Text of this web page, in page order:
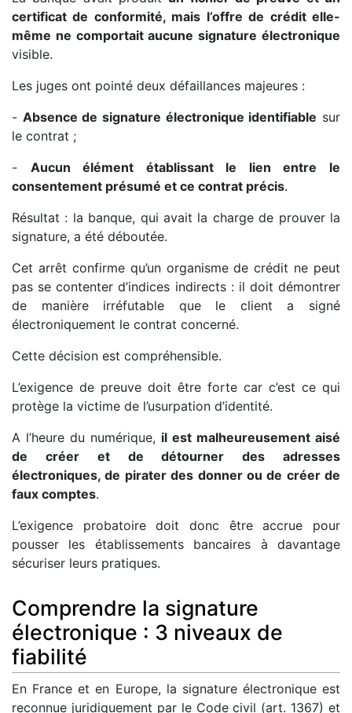
certificat de conformité, mais l’offre de crédit elle-
même ne comportait aucune signature électronique
visible.
Les juges ont pointé deux défaillances majeures :
- Absence de signature électronique identifiable sur
le contrat ;
- Aucun élément établissant le lien entre le
consentement présumé et ce contrat précis.
Résultat : la banque, qui avait la charge de prouver la
signature, a été déboutée.
Cet arrêt confirme qu’un organisme de crédit ne peut
pas se contenter d’indices indirects : il doit démontrer
de manière irréfutable que le client a signé
électroniquement le contrat concerné.
Cette décision est compréhensible.
L’exigence de preuve doit être forte car c’est ce qui
protège la victime de l’usurpation d’identité.
A l’heure du numérique, il est malheureusement aisé
de créer et de détourner des adresses
électroniques, de pirater des donner ou de créer de
faux comptes.
L’exigence probatoire doit donc être accrue pour
pousser les établissements bancaires à davantage
sécuriser leurs pratiques.
Comprendre la signature
électronique : 3 niveaux de
fiabilité
En France et en Europe, la signature électronique est
reconnue juridiquement par le Code civil (art. 1367) et